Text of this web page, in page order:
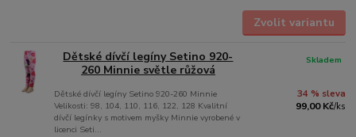
Zvolit variantu
Dětské dívčí legíny Setino 920-
260 Minnie světle růžová
Dětské dívčí legíny Setino 920-260 Minnie
Velikosti: 98, 104, 110, 116, 122, 128 Kvalitní
dívčí legínky s motivem myšky Minnie vyrobené v
licenci Seti...
34 % sleva
99,00 Kč/ks
Skladem